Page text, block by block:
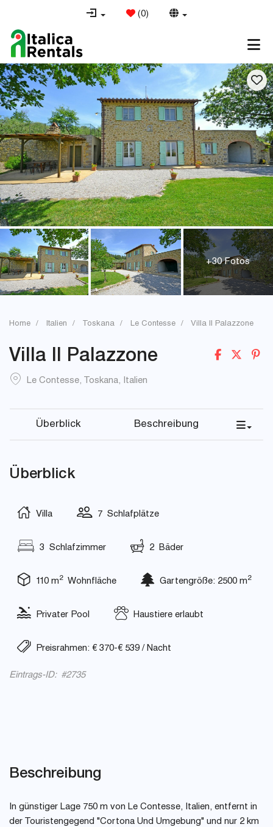
(0)
+30 Fotos
Home Italien Toskana Le Contesse Villa Il Palazzone
Villa Il Palazzone
Le Contesse, Toskana, Italien
Überblick Beschreibung
Überblick
Villa 7 Schlafplätze
3 Schlafzimmer 2 Bäder
110 m2Wohnfläche Gartengröße: 2500 m2
Privater Pool Haustiere erlaubt
Preisrahmen: € 370-€ 539 / Nacht
Eintrags-ID: #2735
Beschreibung
In günstiger Lage 750 m von Le Contesse, Italien, entfernt in
der Touristengegend "Cortona Und Umgebung" und nur 2 km